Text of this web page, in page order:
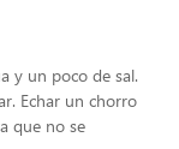
y un poco de sal.
Echar un chorro
que no se